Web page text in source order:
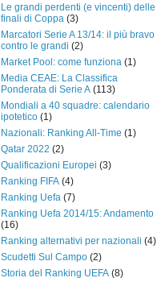
Le grandi perdenti (e vincenti) delle
finali di Coppa (3)
Marcatori Serie A 13/14: il più bravo
contro le grandi (2)
Market Pool: come funziona (1)
Media CEAE: La Classifica
Ponderata di Serie A (113)
Mondiali a 40 squadre: calendario
ipotetico (1)
Nazionali: Ranking All-Time (1)
Qatar 2022 (2)
Qualificazioni Europei (3)
Ranking FIFA (4)
Ranking Uefa (7)
Ranking Uefa 2014/15: Andamento
(16)
Ranking alternativi per nazionali (4)
Scudetti Sul Campo (2)
Storia del Ranking UEFA (8)